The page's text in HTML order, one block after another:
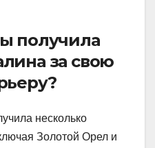
получила
за свою
несколько
Золотой Орел и